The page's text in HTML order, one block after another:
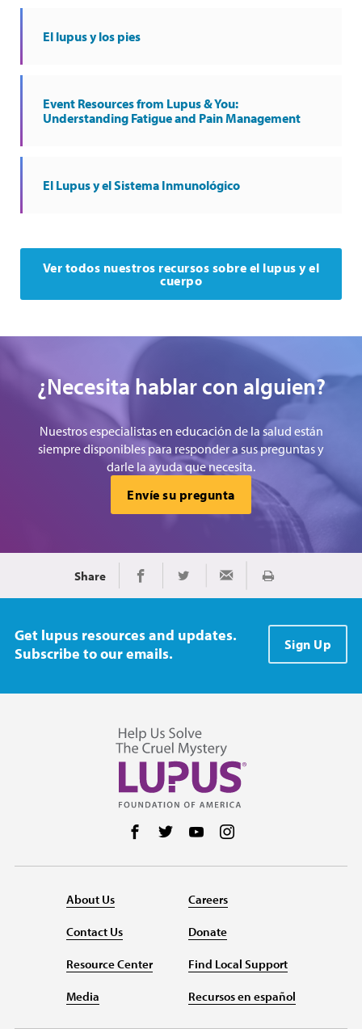
El lupus y los pies
Event Resources from Lupus & You:
Understanding Fatigue and Pain Management
El Lupus y el Sistema Inmunológico
Ver todos nuestros recursos sobre el lupus y el
cuerpo
¿Necesita hablar con alguien?
Nuestros especialistas en educación de la salud están
siempre disponibles para responder a sus preguntas y
darle la ayuda que necesita.
Envíe su pregunta
Share Share on Facebook
Share on TwitterShare via EmailImprimir
Get lupus resources and updates.
Subscribe to our emails.
Sign Up
Follow us on Facebook
Follow us on Twitter
Follow us on YouTube
About Us
Contact Us
Resource Center
Media
Careers
Donate
Find Local Support
Recursos en español